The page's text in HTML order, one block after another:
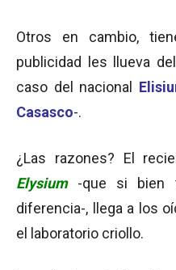
Otros en cambio,
publicidad les llueva
caso del nacional
Casasco-.
¿Las razones? El
Elysium
-que si bien
diferencia-, llega a los
el laboratorio criollo.